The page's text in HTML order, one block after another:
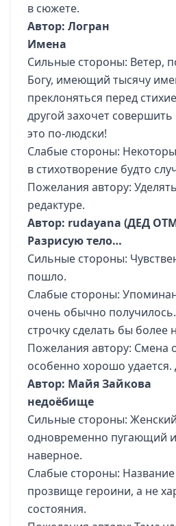
в сюжете.
Автор: Логран
Имена
Сильные стороны: Ветер,
Богу, имеющий тысячу
преклоняться перед
другой захочет
это по-людски!
Слабые стороны:
в стихотворение будто
Пожелания автору:
редактуре.
Автор: rudayana (ДЕД
Разрисую тело…
Сильные стороны:
пошло.
Слабые стороны:
очень обычно
строчку сделать бы более
Пожелания автору: Смена
особенно хорошо удается.
Автор: Майя Зайкова
недоёбище
Сильные стороны:
одновременно пугающий
наверное.
Слабые стороны: Название
прозвище героини, а не
состояния.